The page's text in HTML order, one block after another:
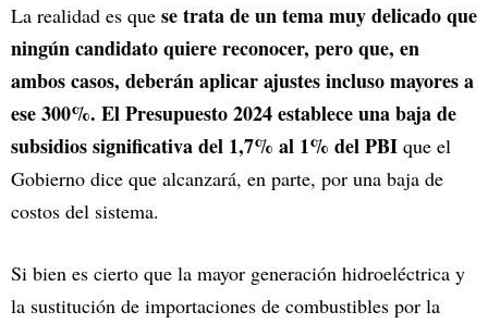
La realidad es que se trata de un tema muy delicado que
ningún candidato quiere reconocer, pero que, en
ambos casos, deberán aplicar ajustes incluso mayores a
ese 300%. El Presupuesto 2024 establece una baja de
subsidios significativa del 1,7% al 1% del PBI que el
Gobierno dice que alcanzará, en parte, por una baja de
costos del sistema.
Si bien es cierto que la mayor generación hidroeléctrica y
la sustitución de importaciones de combustibles por la